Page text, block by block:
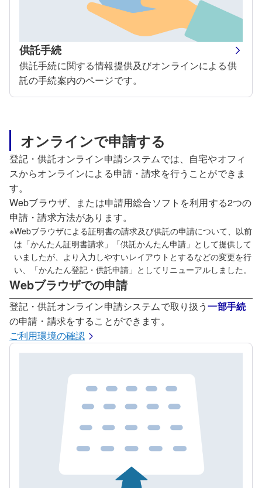
供託手続
供託手続に関する情報提供及びオンラインによる供
託の手続案内のページです。
オンラインで申請する
登記・供託オンライン申請システムでは、自宅やオフィ
スからオンラインによる申請・請求を行うことができま
す。
Webブラウザ、または申請用総合ソフトを利用する2つの
申請・請求方法があります。
※Webブラウザによる証明書の請求及び供託の申請について、以前
は「かんたん証明書請求」「供託かんたん申請」として提供して
いましたが、より入力しやすいレイアウトとするなどの変更を行
い、「かんたん登記・供託申請」としてリニューアルしました。
Webブラウザでの申請
登記・供託オンライン申請システムで取り扱う一部手続
の申請・請求をすることができます。
ご利用環境の確認